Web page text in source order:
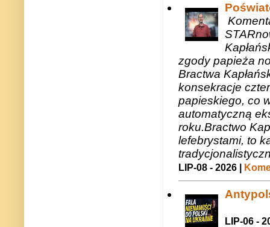
zgody papieża
Bractwa
konsekracje
papieskiego, co
automatyczną
roku.Bractwo
lefebrystami, to
LIP-08 - 2026 |
LIP-06 -